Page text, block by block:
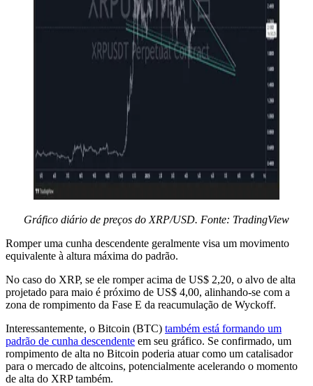
Gráfico diário de preços do XRP/USD. Fonte: TradingView
Romper uma cunha descendente geralmente visa um movimento
equivalente à altura máxima do padrão.
No caso do XRP, se ele romper acima de US$ 2,20, o alvo de alta
projetado para maio é próximo de US$ 4,00, alinhando-se com a
zona de rompimento da Fase E da reacumulação de Wyckoff.
Interessantemente, o Bitcoin (BTC) também está formando um
padrão de cunha descendente em seu gráfico. Se confirmado, um
rompimento de alta no Bitcoin poderia atuar como um catalisador
para o mercado de altcoins, potencialmente acelerando o momento
de alta do XRP também.